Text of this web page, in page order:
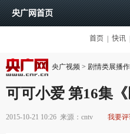
央广视频 > 剧情类展播
可可小爱 第16集
2015-10-21 10:26 来源：cntv 我要